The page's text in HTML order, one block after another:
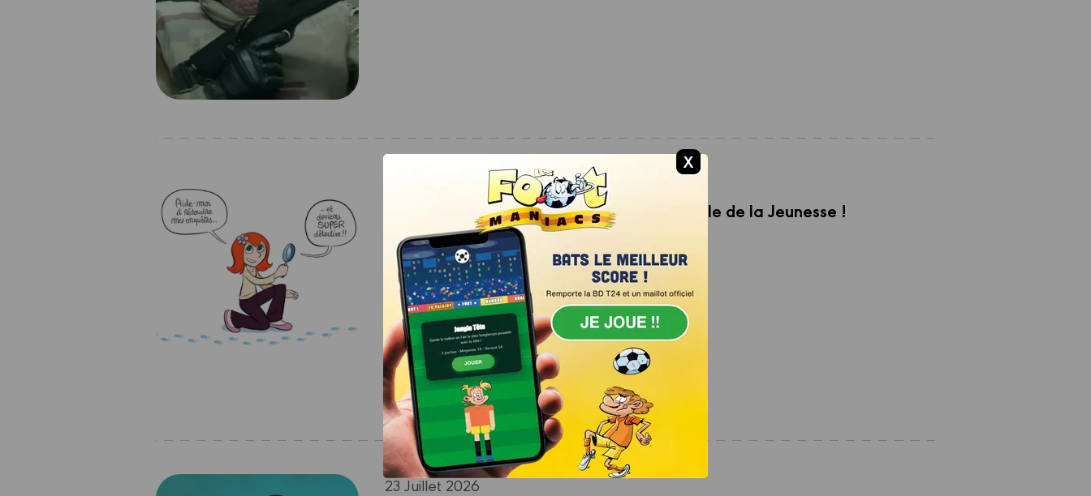
Offrez une BD pour la Journée Internationale de la Jeunesse !
Encore une occasion de lire...et de les faire lire.
Lire la suite
23 Juillet 2026
JE JOUE !